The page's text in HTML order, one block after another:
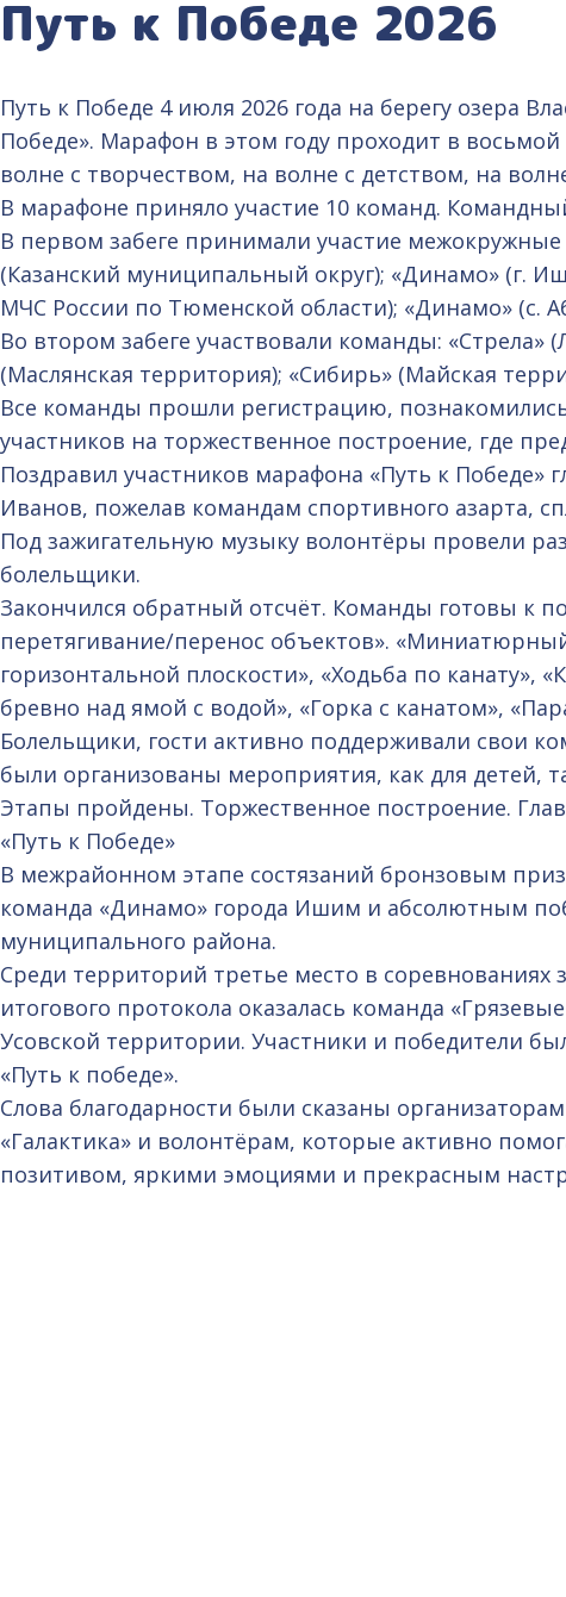
Путь к Победе 2026
Путь к Победе 4 июля 2026 года на берегу озера
Победе». Марафон в этом году проходит в
волне с творчеством, на волне с детством, на
В марафоне приняло участие 10 команд.
В первом забеге принимали участие
(Казанский муниципальный округ); «Динамо»
МЧС России по Тюменской области); «Динамо» (с.
Во втором забеге участвовали команды: «Стрела»
(Маслянская территория); «Сибирь» (Майская
Все команды прошли регистрацию,
участников на торжественное построение, где
Поздравил участников марафона «Путь к Победе»
Иванов, пожелав командам спортивного азарта,
Под зажигательную музыку волонтёры провели
болельщики.
Закончился обратный отсчёт. Команды готовы к
перетягивание/перенос объектов».
горизонтальной плоскости», «Ходьба по канату»,
бревно над ямой с водой», «Горка с канатом»,
Болельщики, гости активно поддерживали свои
были организованы мероприятия, как для детей,
Этапы пройдены. Торжественное построение.
«Путь к Победе»
В межрайонном этапе состязаний бронзовым
команда «Динамо» города Ишим и абсолютным
муниципального района.
Среди территорий третье место в соревнованиях
итогового протокола оказалась команда
Усовской территории. Участники и победители
«Путь к победе».
Слова благодарности были сказаны
«Галактика» и волонтёрам, которые активно
позитивом, яркими эмоциями и прекрасным